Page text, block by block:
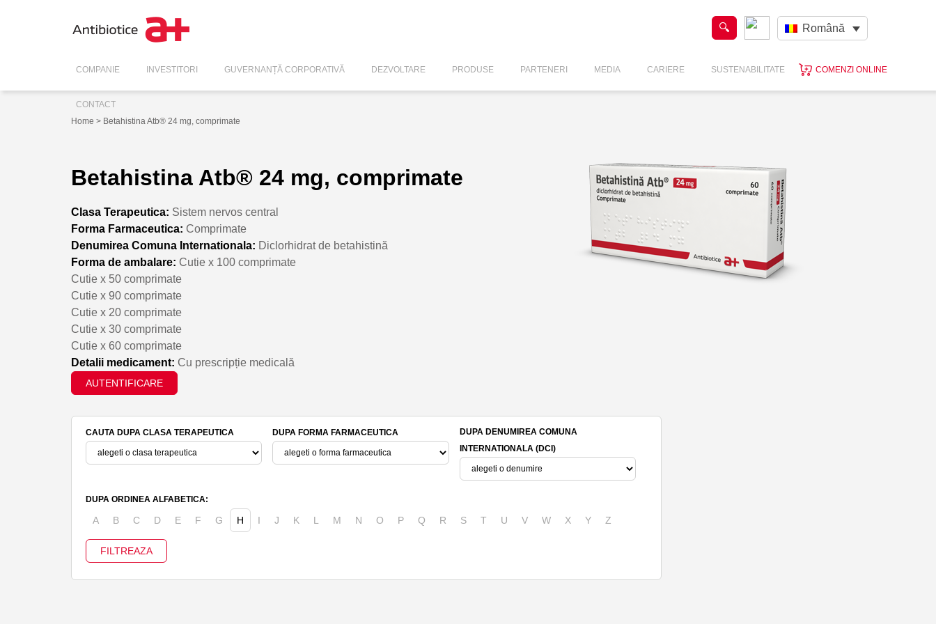
Română
COMPANIE INVESTITORI GUVERNANȚĂ CORPORATIVĂ DEZVOLTARE PRODUSE PARTENERI MEDIA CARIERE SUSTENABILITATE COMENZI ONLINE
CONTACT
Home > Betahistina Atb® 24 mg, comprimate
Betahistina Atb® 24 mg, comprimate
Clasa Terapeutica: Sistem nervos central
Forma Farmaceutica: Comprimate
Denumirea Comuna Internationala: Diclorhidrat de betahistină
Forma de ambalare: Cutie x 100 comprimate
Cutie x 50 comprimate
Cutie x 90 comprimate
Cutie x 20 comprimate
Cutie x 30 comprimate
Cutie x 60 comprimate
Detalii medicament: Cu prescripție medicală
AUTENTIFICARE
CAUTA DUPA CLASA TERAPEUTICA DUPA FORMA FARMACEUTICA
DUPA DENUMIREA COMUNA
INTERNATIONALA (DCI)
DUPA ORDINEA ALFABETICA:
A B C D E F G H I J K L M N O P Q R S T U V W X Y Z